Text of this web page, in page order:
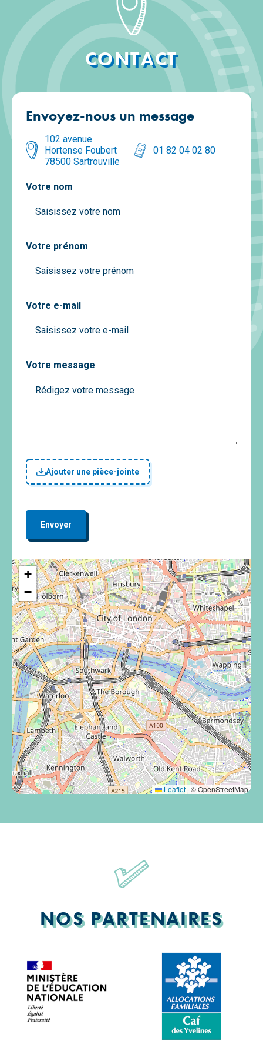
CONTACT
Envoyez-nous un message
102 avenue
Hortense Foubert
78500 Sartrouville
01 82 04 02 80
Votre nom
Votre prénom
Votre e-mail
Votre message
Ajouter une pièce-jointe
Envoyer
+
−
Leaflet | © OpenStreetMap
NOS PARTENAIRES